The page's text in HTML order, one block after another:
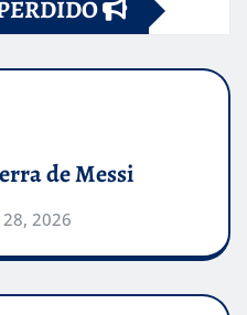
de Messi
28, 2026